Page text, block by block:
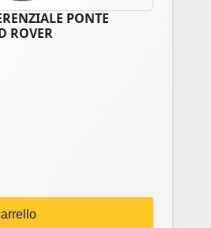
PONTE
ROVER